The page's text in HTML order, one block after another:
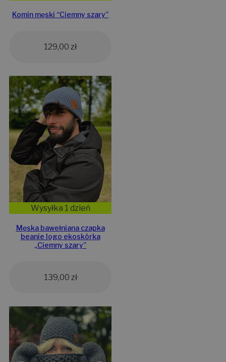
Komin męski “Ciemny szary”
129,00 zł
Wysyłka 1 dzień
Męska bawełniana czapka
beanie logo ekoskórka
„Ciemny szary”
139,00 zł